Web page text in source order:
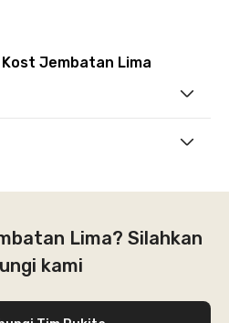
Jembatan Lima
Lima? Silahkan
kami